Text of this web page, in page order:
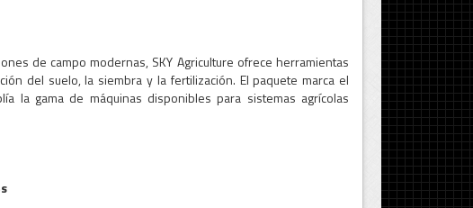
de campo modernas, SKY Agriculture ofrece herramientas
del suelo, la siembra y la fertilización. El paquete marca el
la gama de máquinas disponibles para sistemas agrícolas